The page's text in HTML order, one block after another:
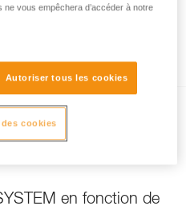
RAD LINE
en fonction de
vous empêchera d’accéder à notre
Autoriser tous les cookies
cookies